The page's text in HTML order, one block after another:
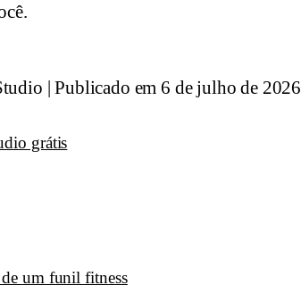
|Publicado em 6 de julho de 2026
grátis
um funil fitness